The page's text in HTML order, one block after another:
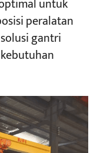
untuk
peralatan
gantri